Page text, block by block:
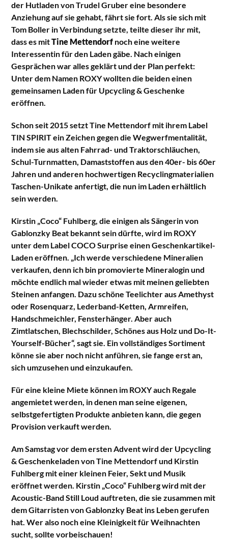
der Hutladen von Trudel Gruber eine besondere
Anziehung auf sie gehabt, fährt sie fort. Als sie sich mit
Tom Boller in Verbindung setzte, teilte dieser ihr mit,
dass es mitTine Mettendorf noch eine weitere
Interessentin für den Laden gäbe. Nach einigen
Gesprächen war alles geklärt und der Plan perfekt:
Unter dem Namen ROXY wollten die beiden einen
gemeinsamen Laden für Upcycling & Geschenke
eröffnen.
Schon seit 2015 setzt Tine Mettendorf mit ihrem Label
TIN SPIRIT ein Zeichen gegen die Wegwerfmentalität,
indem sie aus alten Fahrrad- und Traktorschläuchen,
Schul-Turnmatten, Damaststoffen aus den 40er- bis 60er
Jahren und anderen hochwertigen Recyclingmaterialien
Taschen-Unikate anfertigt, die nun im Laden erhältlich
sein werden.
Kirstin „Coco“ Fuhlberg, die einigen als Sängerin von
Gablonzky Beat bekannt sein dürfte, wird im ROXY
unter dem Label COCO Surprise einen Geschenkartikel-
Laden eröffnen. „Ich werde verschiedene Mineralien
verkaufen, denn ich bin promovierte Mineralogin und
möchte endlich mal wieder etwas mit meinen geliebten
Steinen anfangen. Dazu schöne Teelichter aus Amethyst
oder Rosenquarz, Lederband-Ketten, Armreifen,
Handschmeichler, Fensterhänger. Aber auch
Zimtlatschen, Blechschilder, Schönes aus Holz und Do-It-
Yourself-Bücher“, sagt sie. Ein vollständiges Sortiment
könne sie aber noch nicht anführen, sie fange erst an,
sich umzusehen und einzukaufen.
Für eine kleine Miete können im ROXY auch Regale
angemietet werden, in denen man seine eigenen,
selbstgefertigten Produkte anbieten kann, die gegen
Provision verkauft werden.
Am Samstag vor dem ersten Advent wird der Upcycling
& Geschenkeladen von Tine Mettendorf und Kirstin
Fuhlberg mit einer kleinen Feier, Sekt und Musik
eröffnet werden. Kirstin „Coco“ Fuhlberg wird mit der
Acoustic-Band Still Loud auftreten, die sie zusammen mit
dem Gitarristen von Gablonzky Beat ins Leben gerufen
hat. Wer also noch eine Kleinigkeit für Weihnachten
sucht, sollte vorbeischauen!